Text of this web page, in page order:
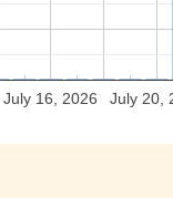
July 16, 2026 July 20,